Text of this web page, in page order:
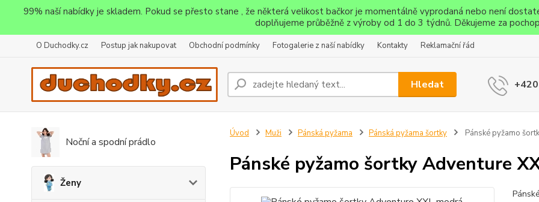
99% naší nabídky je skladem. Pokud se přesto stane , že některá velikost bačkor je momentálně vyprodaná nebo není
doplňujeme průběžně z výroby od 1 do 3 týdnů. Děkujeme za
O Duchodky.cz Postup jak nakupovat Obchodní podmínky Fotogalerie z naší nabídky Kontakty Reklamační řád
Hledat
Noční a spodní prádlo
Ženy
Úvod Muži Pánská pyžama Pánská pyžama šortky Pánské pyžamo
Pánské pyžamo šortky Adventure